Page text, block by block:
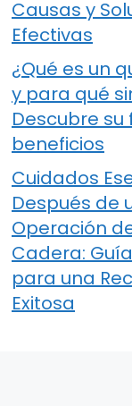
Causas y
Efectivas
¿Qué es un
y para qué
Descubre su
beneficios
Cuidados
Después de
Operación
Cadera:
para una
Exitosa